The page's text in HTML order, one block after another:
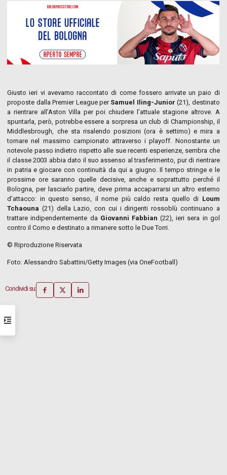
Giusto ieri vi avevamo raccontato di come fossero arrivate un paio di
proposte dalla Premier League per Samuel Iling-Junior (21), destinato
a rientrare all’Aston Villa per poi chiudere l’attuale stagione altrove. A
spuntarla, però, potrebbe essere a sorpresa un club di Championship, il
Middlesbrough, che sta risalendo posizioni (ora è settimo) e mira a
tornare nel massimo campionato attraverso i playoff. Nonostante un
notevole passo indietro rispetto alle sue recenti esperienze, sembra che
il classe 2003 abbia dato il suo assenso al trasferimento, pur di rientrare
in patria e giocare con continuità da qui a giugno. Il tempo stringe e le
prossime ore saranno quelle decisive, anche e soprattutto perché il
Bologna, per lasciarlo partire, deve prima accaparrarsi un altro esterno
d’attacco: in questo senso, il nome più caldo resta quello di Loum
Tchaouna (21) della Lazio, con cui i dirigenti rossoblù continuano a
trattare indipendentemente da Giovanni Fabbian (22), ieri sera in gol
contro il Como e destinato a rimanere sotto le Due Torri.
© Riproduzione Riservata
Foto: Alessandro Sabattini/Getty Images (via OneFootball)
Condividi su: